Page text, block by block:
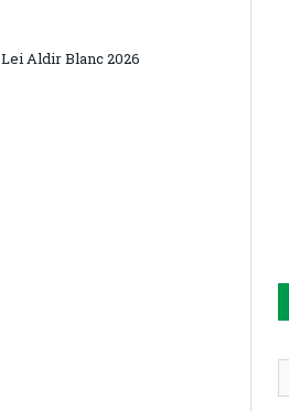
Lei Aldir Blanc 2026